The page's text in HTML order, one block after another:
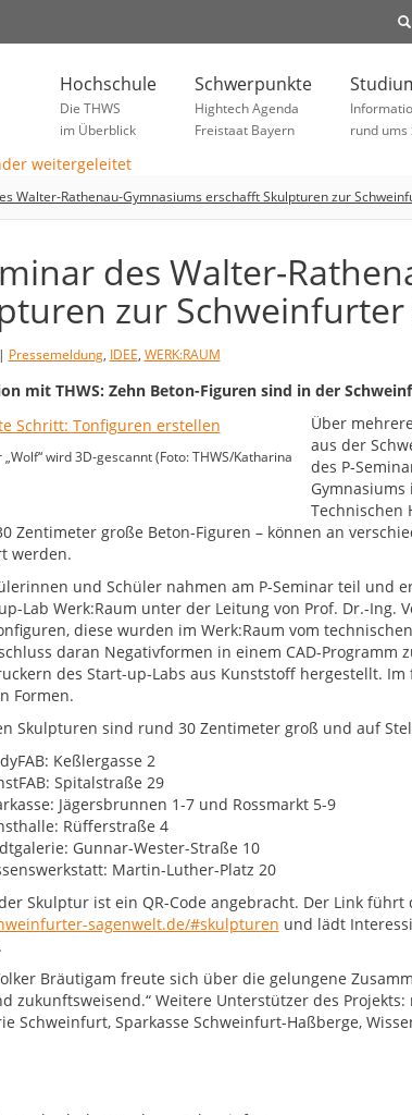
Hochschule
Die THWS
im Überblick
Schwerpunkte
Hightech Agenda
Freistaat Bayern
rund ums
Walter-Rathenau-Gymnasiums erschafft Skulpturen zur
des Walter-
zur Schweinfurter
Pressemeldung, IDEE, WERK:RAUM
mit THWS: Zehn Beton-Figuren sind in der
wird 3D-gescannt (Foto: THWS/Katharina
Über
aus der
des P-
Technischen
Zentimeter große Beton-Figuren – können an
werden.
und Schüler nahmen am P-Seminar teil und
Lab Werk:Raum unter der Leitung von Prof. Dr.-
diese wurden im Werk:Raum vom
daran Negativformen in einem CAD-
des Start-up-Labs aus Kunststoff hergestellt.
Formen.
Skulpturen sind rund 30 Zentimeter groß und auf
Keßlergasse 2
Spitalstraße 29
Jägersbrunnen 1-7 und Rossmarkt 5-9
Rüfferstraße 4
Gunnar-Wester-Straße 10
Martin-Luther-Platz 20
Skulptur ist ein QR-Code angebracht. Der Link
sagenwelt.de/#skulpturen und lädt
Bräutigam freute sich über die gelungene
zukunftsweisend.“ Weitere Unterstützer des
Schweinfurt, Sparkasse Schweinfurt-Haßberge,